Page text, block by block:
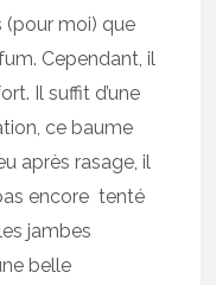
(pour moi) que
Cependant, il
Il suffit d’une
ce baume
après rasage, il
encore tenté
jambes
belle